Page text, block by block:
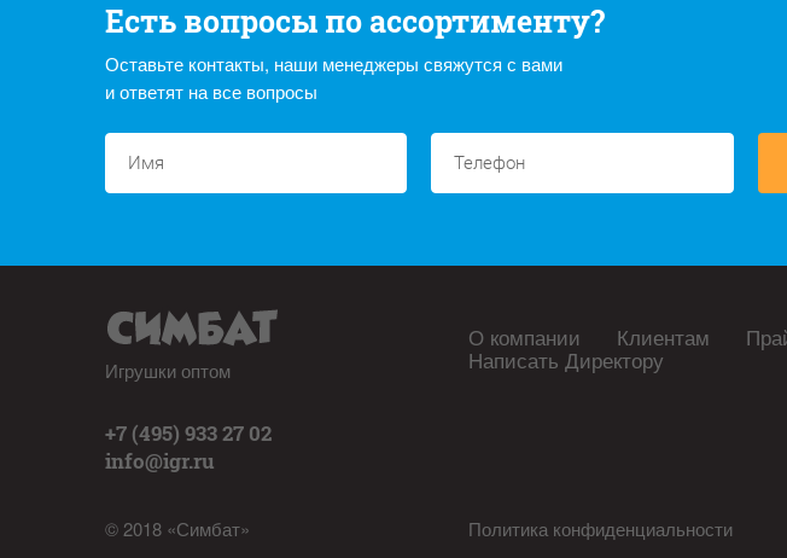
Есть вопросы по ассортименту?
Оставьте контакты, наши менеджеры свяжутся с вами
и ответят на все вопросы
Игрушки оптом
+7 (495) 933 27 02
info@igr.ru
© 2018 «Симбат»
О компании Клиентам
Написать Директору
Политика конфиденциальности